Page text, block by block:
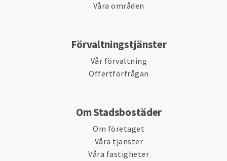
Våra områden
Förvaltningstjänster
Vår förvaltning
Offertförfrågan
Om Stadsbostäder
Om företaget
Våra tjänster
Våra fastigheter